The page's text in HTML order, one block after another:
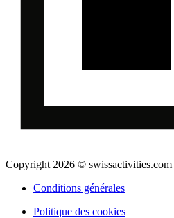
Copyright 2026 © swissactivities.com
Conditions générales
Politique des cookies